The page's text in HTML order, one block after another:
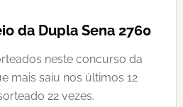
da Dupla Sena 2760
neste concurso da
mais saiu nos últimos 12
22 vezes.